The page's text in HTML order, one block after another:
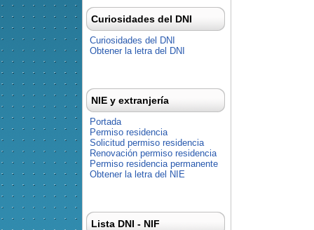
Curiosidades del DNI
Curiosidades del DNI
Obtener la letra del DNI
NIE y extranjería
Portada
Permiso residencia
Solicitud permiso residencia
Renovación permiso residencia
Permiso residencia permanente
Obtener la letra del NIE
Lista DNI - NIF